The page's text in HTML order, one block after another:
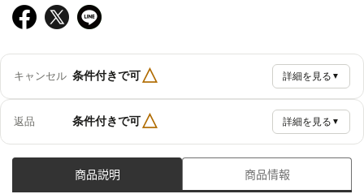
キャンセル 条件付きで可△ 詳細を見る ▼
返品 条件付きで可△ 詳細を見る ▼
商品説明 商品情報